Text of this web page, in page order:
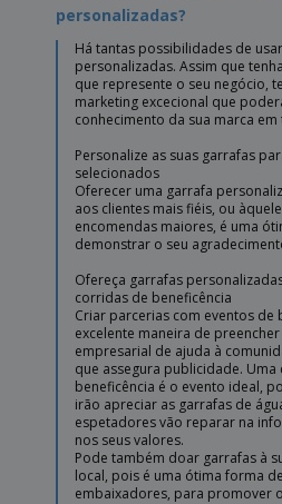
personalizadas?
Há tantas possibilidades de
personalizadas. Assim que
que represente o seu negócio,
marketing excecional que
conhecimento da sua marca
Personalize as suas garrafas
selecionados
Oferecer uma garrafa
aos clientes mais fiéis, ou
encomendas maiores, é uma
demonstrar o seu
Ofereça garrafas
corridas de beneficência
Criar parcerias com eventos de
excelente maneira de
empresarial de ajuda à
que assegura publicidade.
beneficência é o evento ideal,
irão apreciar as garrafas de
espetadores vão reparar na
nos seus valores.
Pode também doar garrafas à
local, pois é uma ótima forma
embaixadores, para promover